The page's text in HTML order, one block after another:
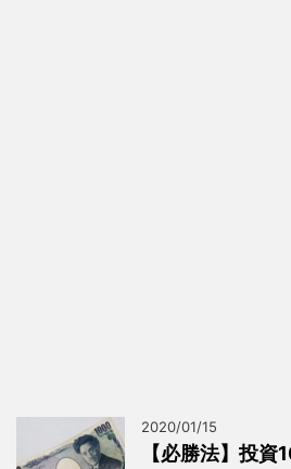
2020/01/15
【必勝法】投